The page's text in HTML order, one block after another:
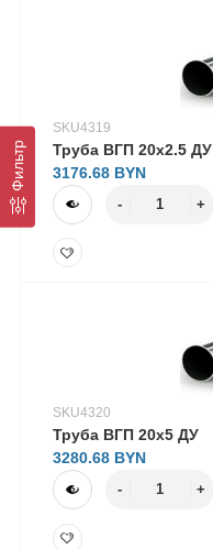
Фильтр
SKU4319
Труба ВГП 20х2.5 ДУ
3176.68
SKU4320
Труба ВГП 20х5 ДУ
3280.68